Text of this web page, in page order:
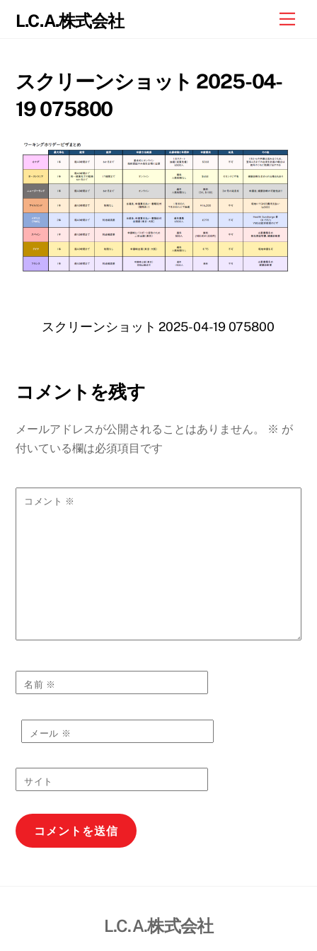
L.C.A.株式会社
スクリーンショット 2025-04-
19 075800
スクリーンショット 2025-04-19 075800
コメントを残す
メールアドレスが公開されることはありません。 ※ が
付いている欄は必須項目です
コメント ※
名前 ※
メール ※
サイト
L.C.A.株式会社